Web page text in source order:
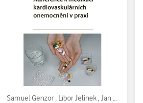
Samuel Genzor, Libor Jelínek, Jan Václavík